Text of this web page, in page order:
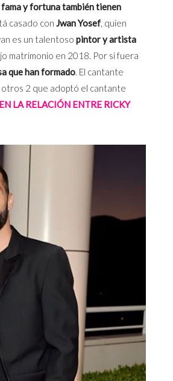
y fortuna también tienen
casado con Jwan Yosef , quien
es un talentoso pintor y artista
matrimonio en 2018. Por si fuera
que han formado . El cantante
otros 2 que adoptó el cantante
LA RELACIÓN ENTRE RICKY